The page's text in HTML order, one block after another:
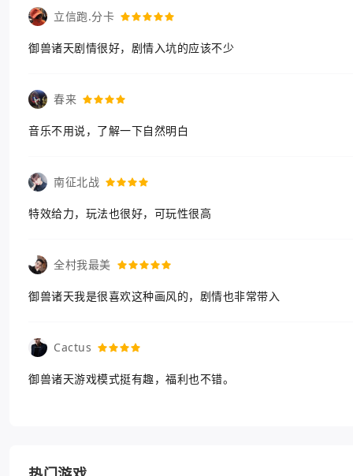
立信跑.分卡
御兽诸天剧情很好，剧情入坑的应该不少
春来
音乐不用说，了解一下自然明白
南征北战
特效给力，玩法也很好，可玩性很高
全村我最美
御兽诸天我是很喜欢这种画风的，剧情也非常带入
Cactus
御兽诸天游戏模式挺有趣，福利也不错。